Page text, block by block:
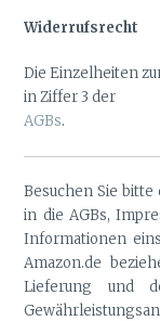
Widerrufsrecht
Die Einzelheiten
in Ziffer 3 der
AGBs.
Besuchen Sie bitte
in die AGBs,
Informationen
Amazon.de
Lieferung und